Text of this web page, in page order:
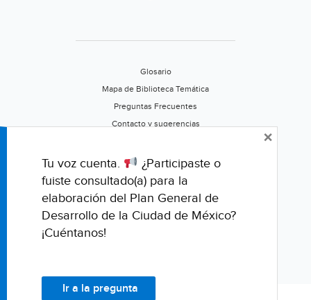
Glosario
Mapa de Biblioteca Temática
Preguntas Frecuentes
Contacto y sugerencias
Califica este portal
Tu voz cuenta.
¿Participaste o
fuiste consultado(a) para la
elaboración del Plan General de
Desarrollo de la Ciudad de México?
¡Cuéntanos!
Ir a la pregunta
×